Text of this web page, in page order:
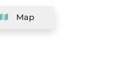
Map